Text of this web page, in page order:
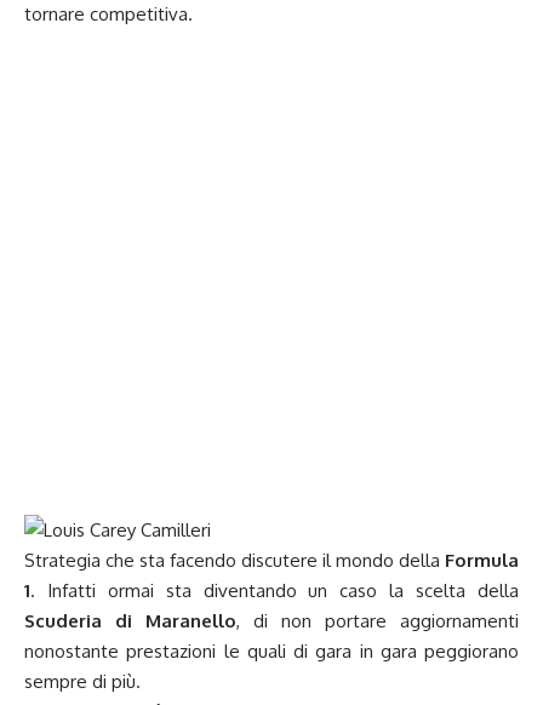
tornare competitiva.
Strategia che sta facendo discutere il mondo della Formula
1. Infatti ormai sta diventando un caso la scelta della
Scuderia di Maranello, di non portare aggiornamenti
nonostante prestazioni le quali di gara in gara peggiorano
sempre di più.